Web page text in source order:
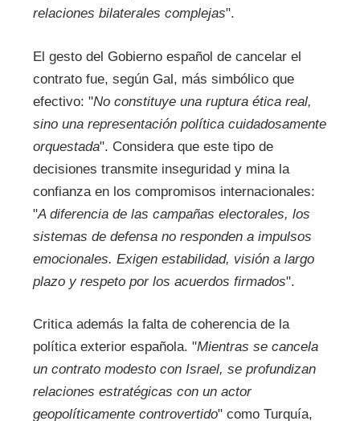
relaciones bilaterales complejas".
El gesto del Gobierno español de cancelar el
contrato fue, según Gal, más simbólico que
efectivo: "No constituye una ruptura ética real,
sino una representación política cuidadosamente
orquestada". Considera que este tipo de
decisiones transmite inseguridad y mina la
confianza en los compromisos internacionales:
"A diferencia de las campañas electorales, los
sistemas de defensa no responden a impulsos
emocionales. Exigen estabilidad, visión a largo
plazo y respeto por los acuerdos firmados".
Critica además la falta de coherencia de la
política exterior española. "Mientras se cancela
un contrato modesto con Israel, se profundizan
relaciones estratégicas con un actor
geopolíticamente controvertido" como Turquía,